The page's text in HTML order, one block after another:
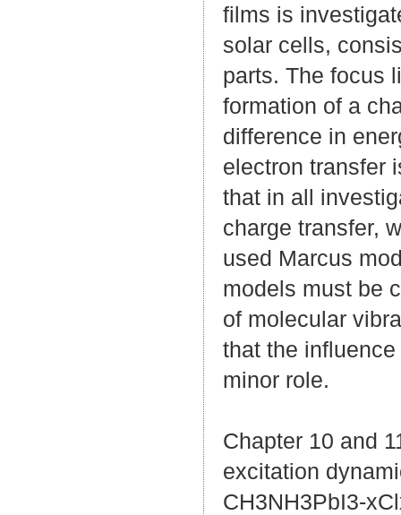
films is
solar cells,
parts. The focus
formation of a
difference in
electron transfer
that in all
charge transfer,
used Marcus
models must be
of molecular
that the
minor role.
Chapter 10 and
excitation
CH3NH3PbI3-